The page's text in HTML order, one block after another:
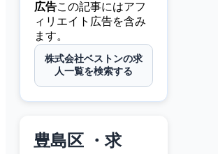
広告この記事にはアフ
ィリエイト広告を含み
ます。
株式会社ベストンの求
人一覧を検索する
豊島区 ・求